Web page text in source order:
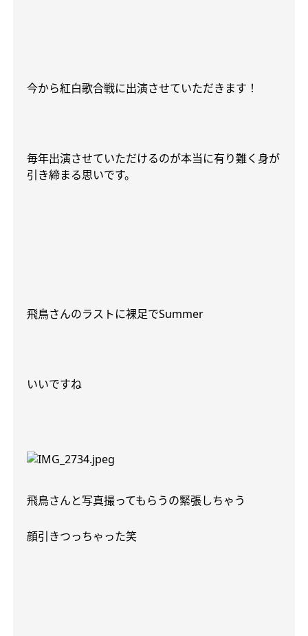
今から紅白歌合戦に出演させていただきます！
毎年出演させていただけるのが本当に有り難く身が
引き締まる思いです。
飛鳥さんのラストに裸足でSummer
いいですね
飛鳥さんと写真撮ってもらうの緊張しちゃう
顔引きつっちゃった笑